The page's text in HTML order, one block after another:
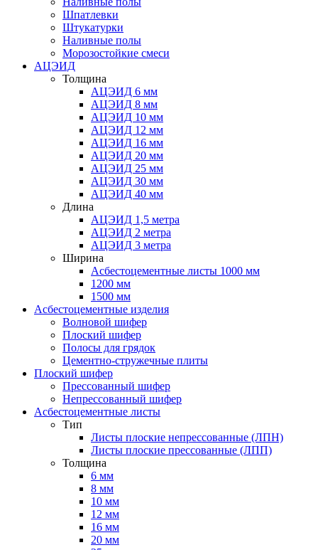
Шпатлевки
Штукатурки
Наливные полы
Морозостойкие смеси
АЦЭИД
Толщина
АЦЭИД 6 мм
АЦЭИД 8 мм
АЦЭИД 10 мм
АЦЭИД 12 мм
АЦЭИД 16 мм
АЦЭИД 20 мм
АЦЭИД 25 мм
АЦЭИД 30 мм
АЦЭИД 40 мм
Длина
АЦЭИД 1,5 метра
АЦЭИД 2 метра
АЦЭИД 3 метра
Ширина
Асбестоцементные листы 1000 мм
1200 мм
1500 мм
Асбестоцементные изделия
Волновой шифер
Плоский шифер
Полосы для грядок
Цементно-стружечные плиты
Плоский шифер
Прессованный шифер
Непрессованный шифер
Асбестоцементные листы
Тип
Листы плоские непрессованные (ЛПН)
Листы плоские прессованные (ЛПП)
Толщина
6 мм
8 мм
10 мм
12 мм
16 мм
20 мм